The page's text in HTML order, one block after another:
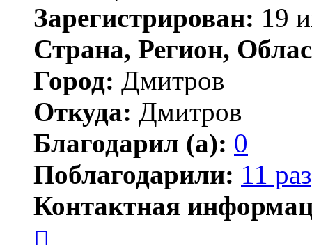
Зарегистрирован: 19
Страна, Регион,
Город: Дмитров
Откуда: Дмитров
Благодарил (а): 0
Поблагодарили: 11 раз
Контактная